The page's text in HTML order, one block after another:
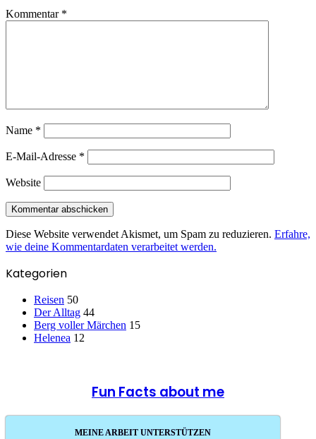
Kommentar *
Name *
E-Mail-Adresse *
Website
Diese Website verwendet Akismet, um Spam zu reduzieren. Erfahre,
wie deine Kommentardaten verarbeitet werden.
Kategorien
Reisen 50
Der Alltag 44
Berg voller Märchen 15
Helenea 12
Fun Facts about me
MEINE ARBEIT UNTERSTÜTZEN